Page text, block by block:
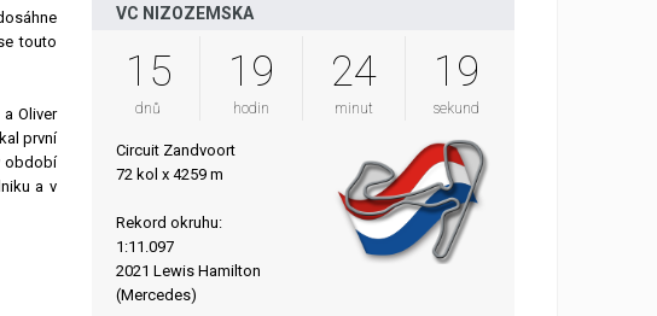
touto
Oliver
první
období
a v
VC NIZOZEMSKA
15
dnů
19
hodin
24
minut
18
sekund
Circuit Zandvoort
72 kol x 4259 m
Rekord okruhu:
1:11.097
2021 Lewis Hamilton
(Mercedes)